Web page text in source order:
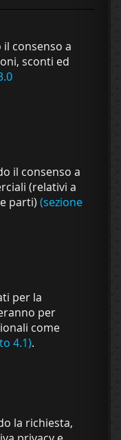
consenso a
sconti ed
il consenso a
(relativi a
parti) (sezione
per la
per
come
4.1).
la richiesta,